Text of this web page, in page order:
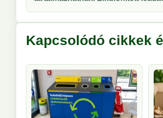
Kapcsolódó cikkek